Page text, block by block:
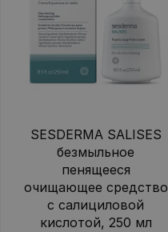
SESDERMA SALISES
безмыльное
пенящееся
очищающее средство
с салициловой
кислотой, 250 мл